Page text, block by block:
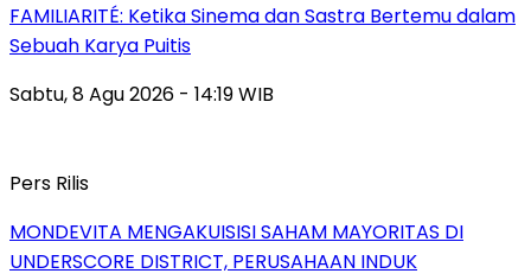
FAMILIARITÉ: Ketika Sinema dan Sastra Bertemu dalam
Sebuah Karya Puitis
Sabtu, 8 Agu 2026 - 14:19 WIB
Pers Rilis
MONDEVITA MENGAKUISISI SAHAM MAYORITAS DI
UNDERSCORE DISTRICT, PERUSAHAAN INDUK